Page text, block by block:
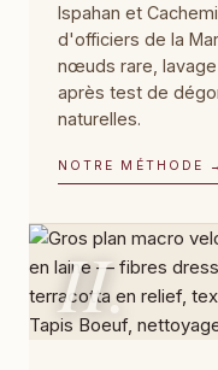
Ispahan et
d'officiers de la
nœuds rare, lavage
après test de
naturelles.
NOTRE MÉTHODE →
II.